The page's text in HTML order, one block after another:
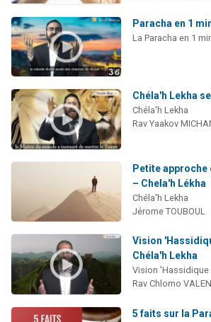
Paracha en 1
La Paracha en 1
Chéla'h Lekha
Chéla'h Lekha
Rav Yaakov
Petite
– Chela'h Lékha
Chéla'h Lekha
Jérome TOUBOUL
Vision
Chéla'h Lekha
Vision 'Hassidique
Rav Chlomo
5 faits sur la